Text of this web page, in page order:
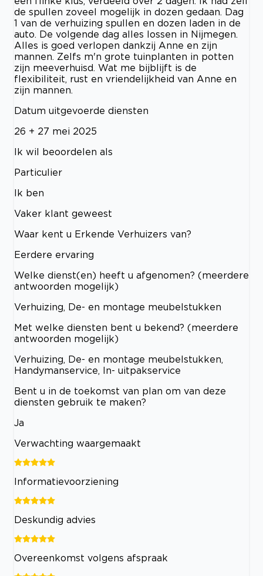
de spullen zoveel mogelijk in dozen gedaan. Dag
1 van de verhuizing spullen en dozen laden in de
auto. De volgende dag alles lossen in Nijmegen.
Alles is goed verlopen dankzij Anne en zijn
mannen. Zelfs m'n grote tuinplanten in potten
zijn meeverhuisd. Wat me bijblijft is de
flexibiliteit, rust en vriendelijkheid van Anne en
zijn mannen.
Datum uitgevoerde diensten
26 + 27 mei 2025
Ik wil beoordelen als
Particulier
Ik ben
Vaker klant geweest
Waar kent u Erkende Verhuizers van?
Eerdere ervaring
Welke dienst(en) heeft u afgenomen? (meerdere
antwoorden mogelijk)
Verhuizing, De- en montage meubelstukken
Met welke diensten bent u bekend? (meerdere
antwoorden mogelijk)
Verhuizing, De- en montage meubelstukken,
Handymanservice, In- uitpakservice
Bent u in de toekomst van plan om van deze
diensten gebruik te maken?
Ja
Verwachting waargemaakt
Informatievoorziening
Deskundig advies
Overeenkomst volgens afspraak